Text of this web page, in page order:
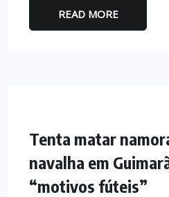
READ MORE
Tenta matar
navalha em
“motivos fúteis”